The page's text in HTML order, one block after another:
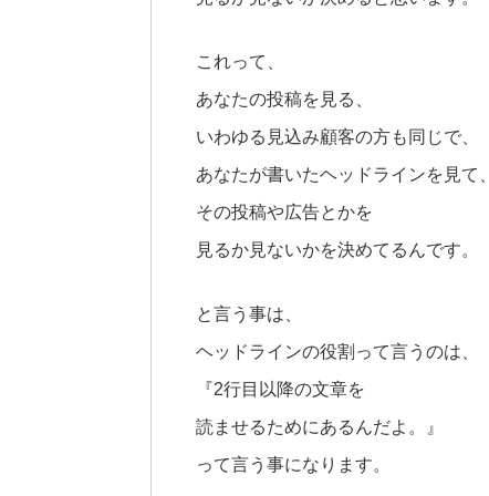
これって、
あなたの投稿を見る、
いわゆる見込み顧客の方も同じで、
あなたが書いたヘッドラインを見て、
その投稿や広告とかを
見るか見ないかを決めてるんです。
と言う事は、
ヘッドラインの役割って言うのは、
『2行目以降の文章を
読ませるためにあるんだよ。』
って言う事になります。